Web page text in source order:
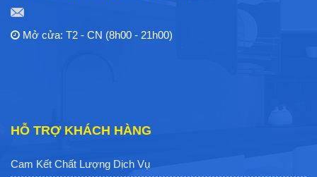
Mở cửa: T2 - CN (8h00 - 21h00)
HỖ TRỢ KHÁCH HÀNG
Cam Kết Chất Lượng Dịch Vụ